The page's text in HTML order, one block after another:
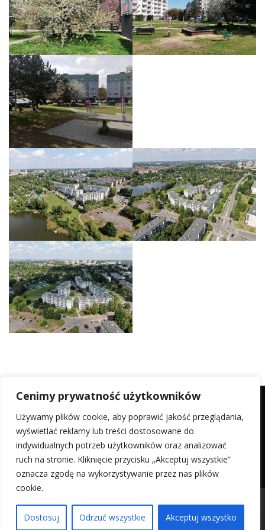
Cenimy prywatność użytkowników
Używamy plików cookie, aby poprawić jakość przeglądania,
wyświetlać reklamy lub treści dostosowane do
indywidualnych potrzeb użytkowników oraz analizować
ruch na stronie. Kliknięcie przycisku „Akceptuj wszystkie”
oznacza zgodę na wykorzystywanie przez nas plików
cookie.
Dostosuj Odrzuć wszystkie Akceptuj wszystko
Razem odwiedzających: 2 990
Polityka Prywatności| Copyright © 2024 S.M. "WIOSENNA"